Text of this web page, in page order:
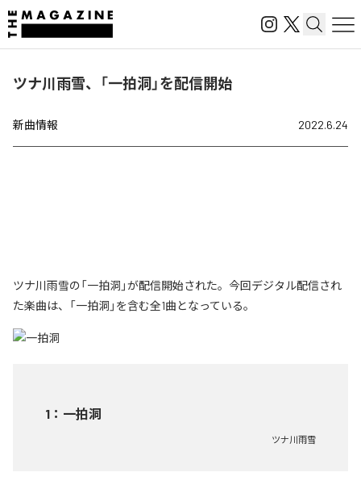
ツナ川雨雪、「一拍洞」を配信開始
新曲情報 2022.6.24
ツナ川雨雪の「一拍洞」が配信開始された。今回デジタル配信され
た楽曲は、「一拍洞」を含む全1曲となっている。
1 ： 一拍洞
ツナ川雨雪